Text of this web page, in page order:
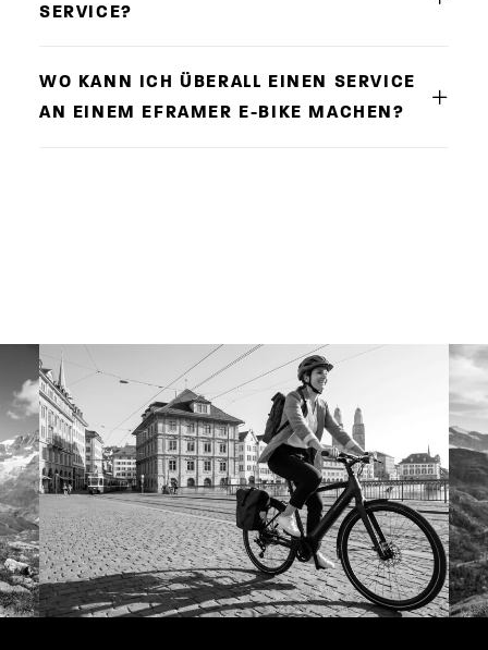
SERVICE?
WO KANN ICH ÜBERALL EINEN SERVICE
AN EINEM EFRAMER E-BIKE MACHEN?